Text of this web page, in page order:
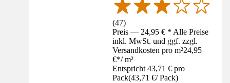
(47)
Preis — 24,95 € * Alle Preise
inkl. MwSt. und ggf. zzgl.
Versandkosten pro m²24,95
€*/ m²
Entspricht 43,71 € pro
Pack(43,71 €/ Pack)